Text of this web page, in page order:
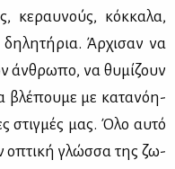
κε­ραυ­νούς, κόκ­κα­λα,
δη­λη­τή­ρια. Άρ­χι­σαν να
άν­θρω­πο, να θυ­μί­ζουν
βλέ­που­με με κα­τα­νό­η­
στιγ­μές μας. Όλο αυ­τό
οπτι­κή γλώσ­σα της ζω­